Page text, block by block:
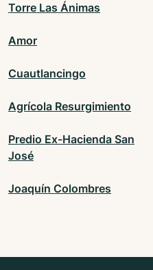
Torre Las Ánimas
Amor
Cuautlancingo
Agrícola Resurgimiento
Predio Ex-Hacienda San
José
Joaquín Colombres